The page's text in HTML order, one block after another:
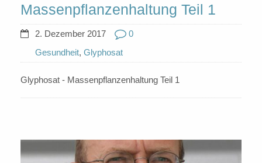
Massenpflanzenhaltung Teil 1
2. Dezember 2017
0
Gesundheit, Glyphosat
Glyphosat - Massenpflanzenhaltung Teil 1